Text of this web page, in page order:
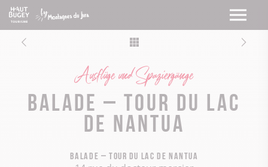
Ausflüge und Spaziergänge
Balade – Tour du lac
de Nantua
Balade – Tour du lac de Nantua